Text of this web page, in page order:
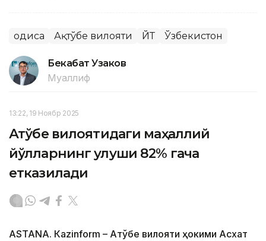
Ҳодиса Ақтўбе вилояти ЙТҲ Ўзбекистон
Бекабат Узаков
Муаллиф
13:22, 19 Ноябр 2025
Ақтўбе вилоятидаги маҳаллий
йўлларнинг улуши 82% гача
етказилади
ASTANА. Кazinform – Ақтўбе вилояти ҳокими Асхат